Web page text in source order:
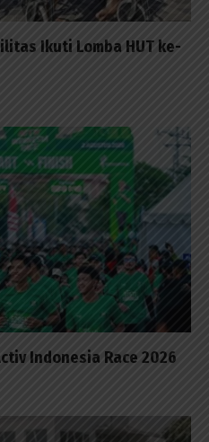
Ikuti Lomba HUT ke-
Indonesia Race 2026